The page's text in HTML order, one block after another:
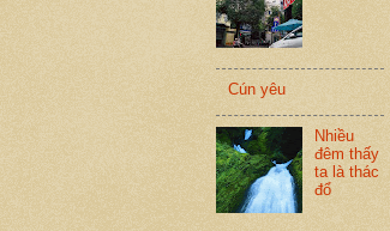
Cún yêu
Nhiều
đêm thấy
ta là thác
đổ